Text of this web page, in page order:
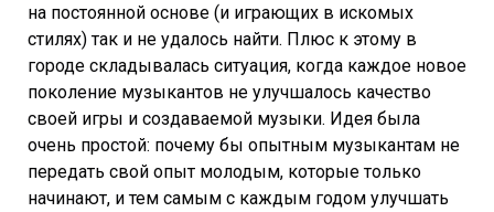
на постоянной основе (и играющих в искомых
стилях) так и не удалось найти. Плюс к этому в
городе складывалась ситуация, когда каждое новое
поколение музыкантов не улучшалось качество
своей игры и создаваемой музыки. Идея была
очень простой: почему бы опытным музыкантам не
передать свой опыт молодым, которые только
начинают, и тем самым с каждым годом улучшать